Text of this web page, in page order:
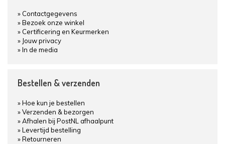
Contactgegevens
Bezoek onze winkel
Certificering en Keurmerken
Jouw privacy
In de media
Bestellen & verzenden
Hoe kun je bestellen
Verzenden & bezorgen
Afhalen bij PostNL afhaalpunt
Levertijd bestelling
Retourneren